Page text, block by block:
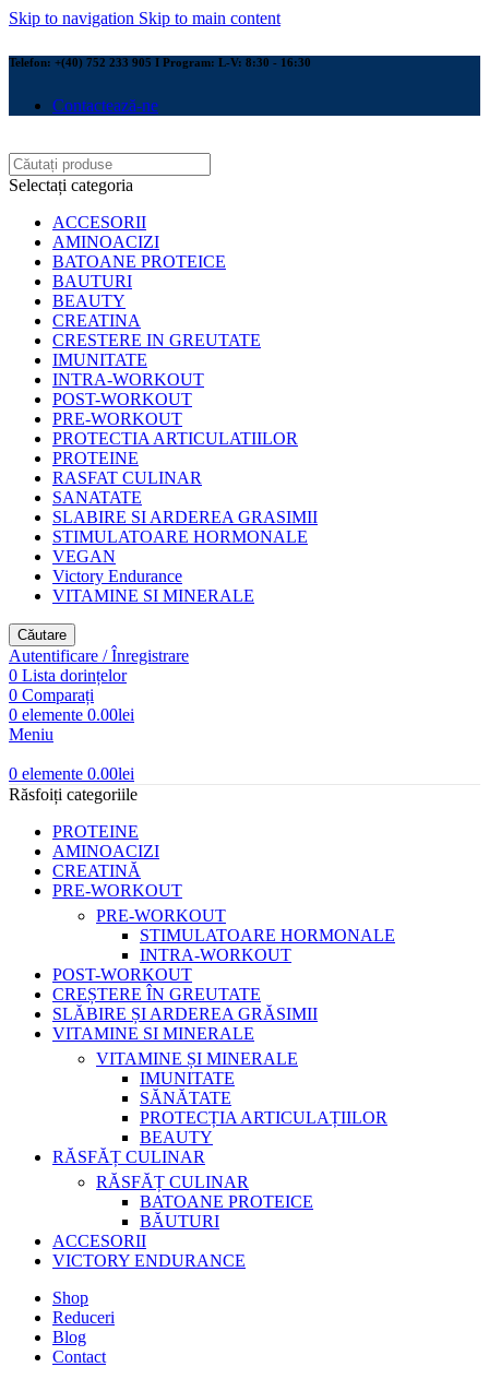
Skip to navigation Skip to main content
Telefon: +(40) 752 233 905 I Program: L-V: 8:30 - 16:30
Contactează-ne
Selectați categoria
ACCESORII
AMINOACIZI
BATOANE PROTEICE
BAUTURI
BEAUTY
CREATINA
CRESTERE IN GREUTATE
IMUNITATE
INTRA-WORKOUT
POST-WORKOUT
PRE-WORKOUT
PROTECTIA ARTICULATIILOR
PROTEINE
RASFAT CULINAR
SANATATE
SLABIRE SI ARDEREA GRASIMII
STIMULATOARE HORMONALE
VEGAN
Victory Endurance
VITAMINE SI MINERALE
Căutare
Autentificare / Înregistrare
0 Lista dorințelor
0 Comparați
0 elemente 0.00lei
Meniu
0 elemente 0.00lei
Răsfoiți categoriile
PROTEINE
AMINOACIZI
CREATINĂ
PRE-WORKOUT
PRE-WORKOUT
STIMULATOARE HORMONALE
INTRA-WORKOUT
POST-WORKOUT
CREȘTERE ÎN GREUTATE
SLĂBIRE ȘI ARDEREA GRĂSIMII
VITAMINE SI MINERALE
VITAMINE ȘI MINERALE
IMUNITATE
SĂNĂTATE
PROTECȚIA ARTICULAȚIILOR
BEAUTY
RĂSFĂȚ CULINAR
RĂSFĂȚ CULINAR
BATOANE PROTEICE
BĂUTURI
ACCESORII
VICTORY ENDURANCE
Shop
Reduceri
Blog
Contact